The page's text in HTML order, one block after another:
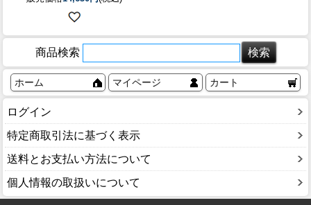
商品検索
ホーム マイページ カート
ログイン
特定商取引法に基づく表示
送料とお支払い方法について
個人情報の取扱いについて